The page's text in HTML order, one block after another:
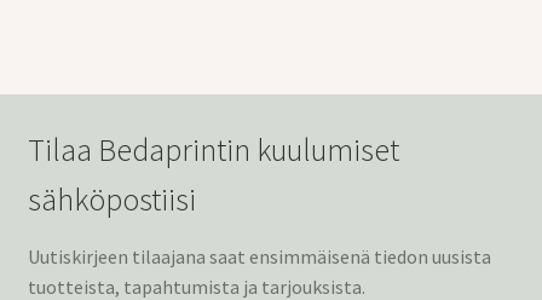
Tilaa Bedaprintin kuulumiset
sähköpostiisi
Uutiskirjeen tilaajana saat ensimmäisenä tiedon uusista
tuotteista, tapahtumista ja tarjouksista.